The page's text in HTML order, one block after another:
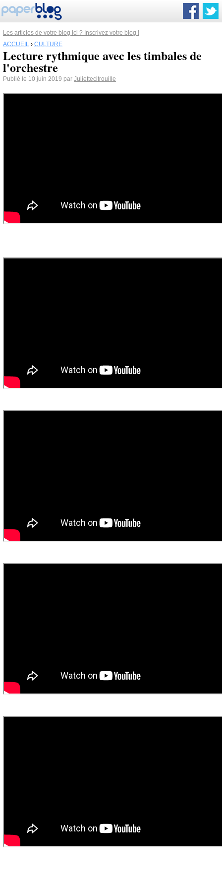
Les articles de votre blog ici ? Inscrivez votre blog !
ACCUEIL › CULTURE
Lecture rythmique avec les timbales de
l'orchestre
Publié le 10 juin 2019 par Juliettecitrouille